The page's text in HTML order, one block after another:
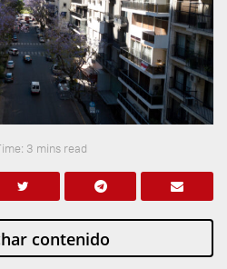
3 mins read
contenido